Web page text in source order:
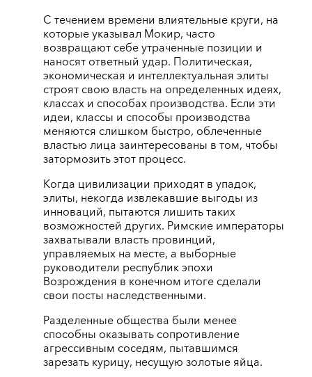
С течением времени влиятельные круги, на
которые указывал Мокир, часто
возвращают себе утраченные позиции и
наносят ответный удар. Политическая,
экономическая и интеллектуальная элиты
строят свою власть на определенных идеях,
классах и способах производства. Если эти
идеи, классы и способы производства
меняются слишком быстро, облеченные
властью лица заинтересованы в том, чтобы
затормозить этот процесс.
Когда цивилизации приходят в упадок,
элиты, некогда извлекавшие выгоды из
инноваций, пытаются лишить таких
возможностей других. Римские императоры
захватывали власть провинций,
управляемых на месте, а выборные
руководители республик эпохи
Возрождения в конечном итоге сделали
свои посты наследственными.
Разделенные общества были менее
способны оказывать сопротивление
агрессивным соседям, пытавшимся
зарезать курицу, несущую золотые яйца.